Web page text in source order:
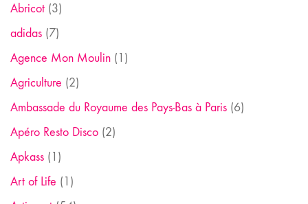
Abricot (3)
adidas (7)
Agence Mon Moulin (1)
Agriculture (2)
Ambassade du Royaume des Pays-Bas à Paris (6)
Apéro Resto Disco (2)
Apkass (1)
Art of Life (1)